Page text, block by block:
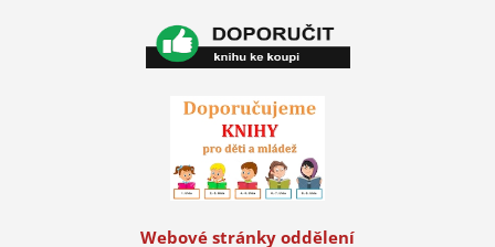
Webové stránky oddělení